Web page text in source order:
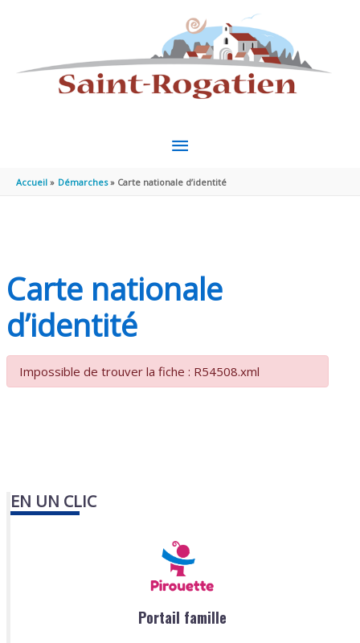
MENU
PRINCIPAL
Accueil Démarches Carte nationale d’identité
Carte nationale
d’identité
Impossible de trouver la fiche : R54508.xml
EN UN CLIC
Portail famille